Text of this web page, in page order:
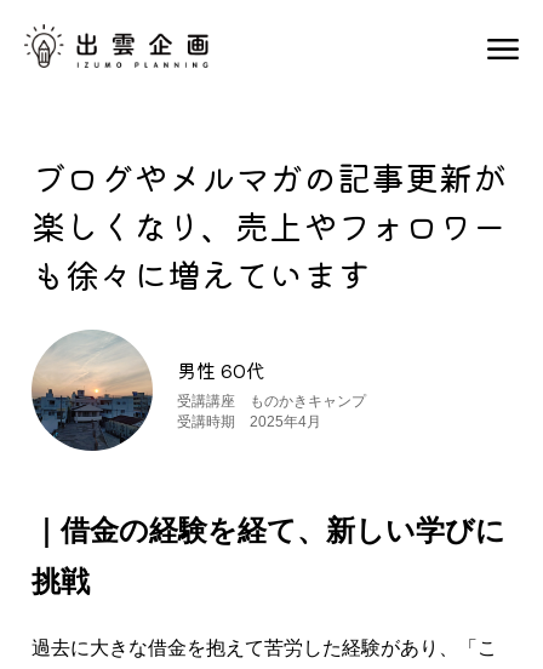
ブログやメルマガの記事更新が
楽しくなり、売上やフォロワー
も徐々に増えています
男性 60代
受講講座 ものかきキャンプ
受講時期 2025年4月
｜借金の経験を経て、新しい学びに
挑戦
過去に大きな借金を抱えて苦労した経験があり、「こ